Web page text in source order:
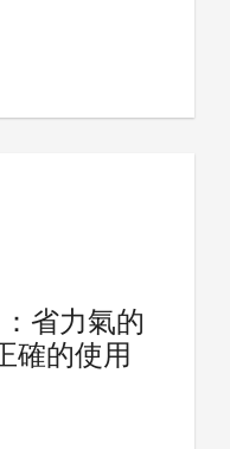
省力氣的
確的使用